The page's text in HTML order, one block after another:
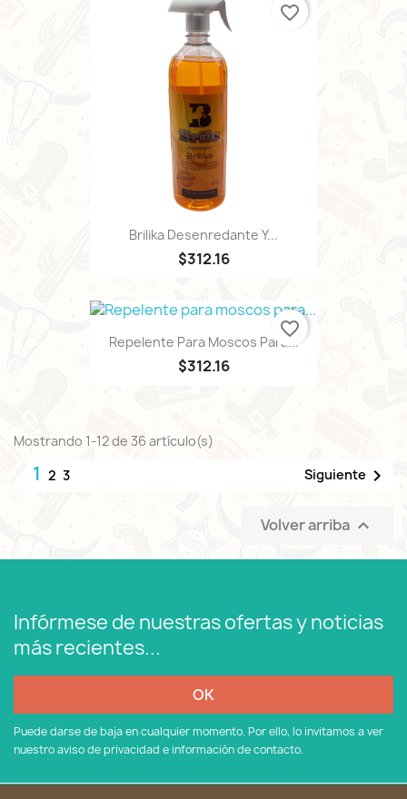
Brilika Desenredante Y...
$312.16
favorite_border
Repelente Para Moscos Para...
$312.16
favorite_border
Mostrando 1-12 de 36 artículo(s)
1 2 3 Siguiente 
Volver arriba 
Infórmese de nuestras ofertas y noticias
más recientes...
Puede darse de baja en cualquier momento. Por ello, lo invitamos a ver
nuestro aviso de privacidad e información de contacto.